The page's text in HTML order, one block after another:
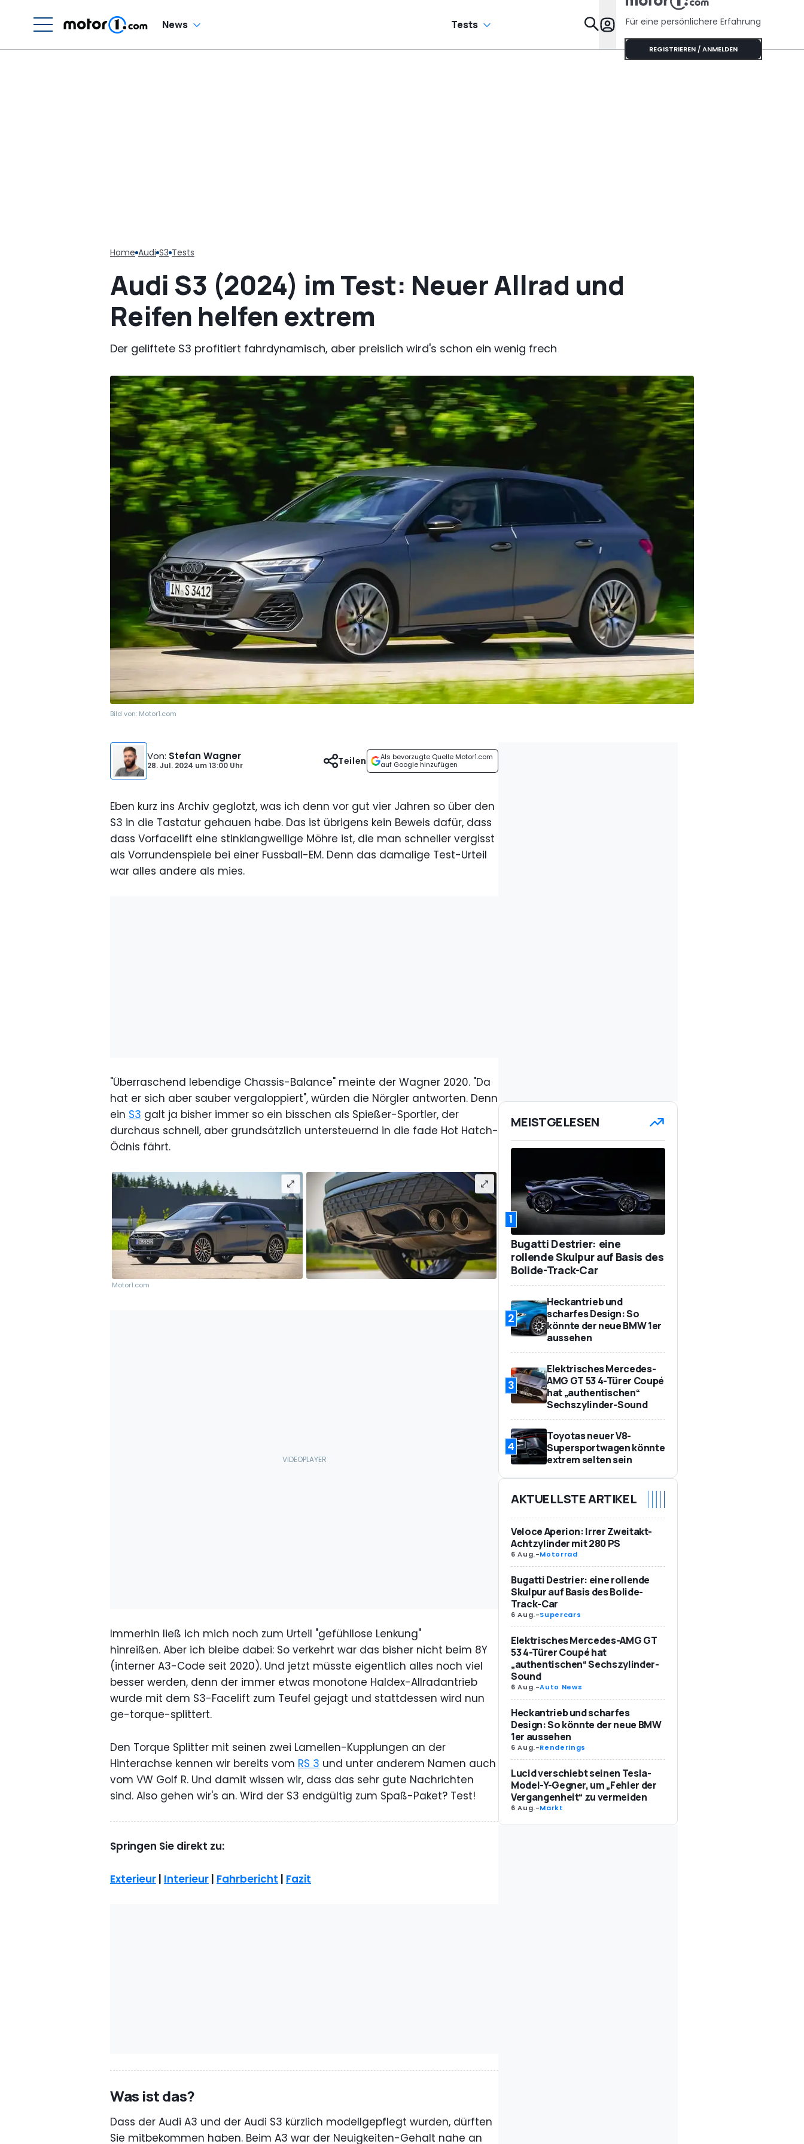
News Tests Specials
Für eine persönlichere Erfahrung
REGISTRIEREN / ANMELDEN
Home Audi S3 Tests
Audi S3 (2024) im Test: Neuer Allrad und
Reifen helfen extrem
Der geliftete S3 profitiert fahrdynamisch, aber preislich wird's schon ein wenig frech
Bild von: Motor1.com
Von: Stefan Wagner
28. Jul. 2024 um13:00 Uhr
Als bevorzugte Quelle Motor1.com
auf Google hinzufügen
Teilen
Eben kurz ins Archiv geglotzt, was ich denn vor gut vier Jahren so über den
S3 in die Tastatur gehauen habe. Das ist übrigens kein Beweis dafür, dass
dass Vorfacelift eine stinklangweilige Möhre ist, die man schneller vergisst
als Vorrundenspiele bei einer Fussball-EM. Denn das damalige Test-Urteil
war alles andere als mies.
"Überraschend lebendige Chassis-Balance" meinte der Wagner 2020. "Da
hat er sich aber sauber vergaloppiert", würden die Nörgler antworten. Denn
ein S3 galt ja bisher immer so ein bisschen als Spießer-Sportler, der
durchaus schnell, aber grundsätzlich untersteuernd in die fade Hot Hatch-
Ödnis fährt.
Motor1.com
Immerhin ließ ich mich noch zum Urteil "gefühllose Lenkung"
hinreißen. Aber ich bleibe dabei: So verkehrt war das bisher nicht beim 8Y
(interner A3-Code seit 2020). Und jetzt müsste eigentlich alles noch viel
besser werden, denn der immer etwas monotone Haldex-Allradantrieb
wurde mit dem S3-Facelift zum Teufel gejagt und stattdessen wird nun
ge-torque-splittert.
Den Torque Splitter mit seinen zwei Lamellen-Kupplungen an der
Hinterachse kennen wir bereits vom RS 3 und unter anderem Namen auch
vom VW Golf R. Und damit wissen wir, dass das sehr gute Nachrichten
sind. Also gehen wir's an. Wird der S3 endgültig zum Spaß-Paket? Test!
Springen Sie direkt zu:
Exterieur | Interieur | Fahrbericht | Fazit
Was ist das?
Dass der Audi A3 und der Audi S3 kürzlich modellgepflegt wurden, dürften
Sie mitbekommen haben. Beim A3 war der Neuigkeiten-Gehalt nahe an
MEISTGELESEN
1
Bugatti Destrier: eine
rollende Skulpur auf Basis des
Bolide-Track-Car
2
Heckantrieb und
scharfes Design: So
könnte der neue BMW 1er
aussehen
3
Elektrisches Mercedes-
AMG GT 53 4-Türer Coupé
hat „authentischen“
Sechszylinder-Sound
4
Toyotas neuer V8-
Supersportwagen könnte
extrem selten sein
AKTUELLSTE ARTIKEL
Veloce Aperion: Irrer Zweitakt-
Achtzylinder mit 280 PS
6 Aug.-Motorrad
Bugatti Destrier: eine rollende
Skulpur auf Basis des Bolide-
Track-Car
6 Aug.-Supercars
Elektrisches Mercedes-AMG GT
53 4-Türer Coupé hat
„authentischen“ Sechszylinder-
Sound
6 Aug.-Auto News
Heckantrieb und scharfes
Design: So könnte der neue BMW
1er aussehen
6 Aug.-Renderings
Lucid verschiebt seinen Tesla-
Model-Y-Gegner, um „Fehler der
Vergangenheit“ zu vermeiden
6 Aug.-Markt
Sechszylinder-